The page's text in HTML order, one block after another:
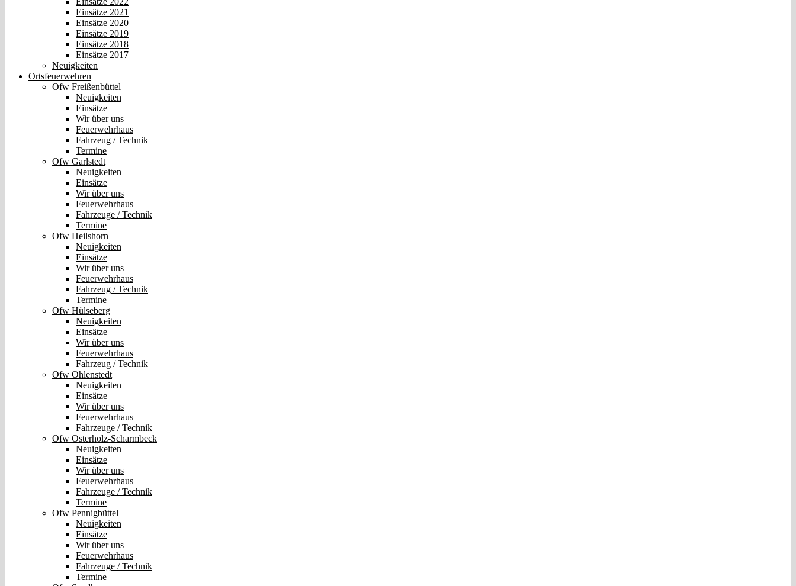
Einsätze 2021
Einsätze 2020
Einsätze 2019
Einsätze 2018
Einsätze 2017
Neuigkeiten
Ortsfeuerwehren
Ofw Freißenbüttel
Neuigkeiten
Einsätze
Wir über uns
Feuerwehrhaus
Fahrzeug / Technik
Termine
Ofw Garlstedt
Neuigkeiten
Einsätze
Wir über uns
Feuerwehrhaus
Fahrzeuge / Technik
Termine
Ofw Heilshorn
Neuigkeiten
Einsätze
Wir über uns
Feuerwehrhaus
Fahrzeug / Technik
Termine
Ofw Hülseberg
Neuigkeiten
Einsätze
Wir über uns
Feuerwehrhaus
Fahrzeug / Technik
Ofw Ohlenstedt
Neuigkeiten
Einsätze
Wir über uns
Feuerwehrhaus
Fahrzeuge / Technik
Ofw Osterholz-Scharmbeck
Neuigkeiten
Einsätze
Wir über uns
Feuerwehrhaus
Fahrzeuge / Technik
Termine
Ofw Pennigbüttel
Neuigkeiten
Einsätze
Wir über uns
Feuerwehrhaus
Fahrzeuge / Technik
Termine